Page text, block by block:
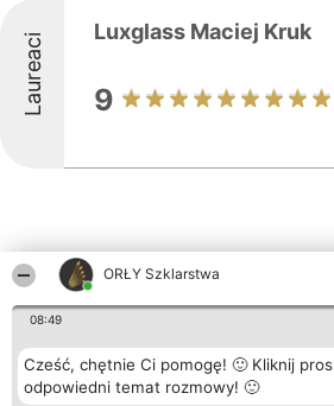
ORŁY Szklarstwa
08:49
Cześć, chętnie Ci pomogę! 🙂 Kliknij
odpowiedni temat rozmowy! 🙂
Laureaci Luxglass Maciej Kruk
9
Inne firmy z
Organizator plebiscytu
Bright Side Solutions sp. z o.
Plebiscyt
Laureaci